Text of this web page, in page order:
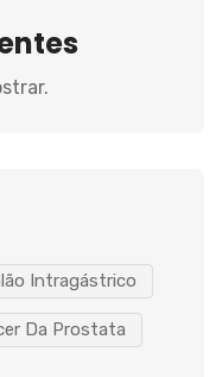
Intragástrico
Da Prostata